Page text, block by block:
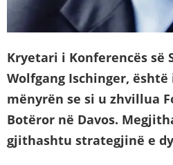
Kryetari i Konferencës së
Wolfgang Ischinger,
mënyrën se si u zhvillua
Botëror në Davos.
gjithashtu strategjinë e